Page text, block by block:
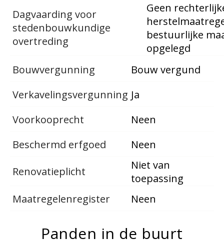
Dagvaarding voor
stedenbouwkundige
overtreding
Geen
bestuurlijke
opgelegd
Bouwvergunning
Bouw vergund
Verkavelingsvergunning Ja
Voorkooprecht
Neen
Beschermd erfgoed
Neen
Renovatieplicht
Niet van
toepassing
Maatregelenregister
Neen
Panden in de buurt